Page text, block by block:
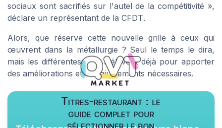
sociaux sont sacrifiés sur l'autel de la compétitivité »,
déclare un représentant de la CFDT.
Alors, que réserve cette nouvelle grille à ceux qui
œuvrent dans la métallurgie ? Seul le temps le dira,
mais les différentes voix s'élèvent déjà pour apporter
des améliorations et des ajustements nécessaires.
Titres-restaurant : le
guide complet pour
sélectionner le bon